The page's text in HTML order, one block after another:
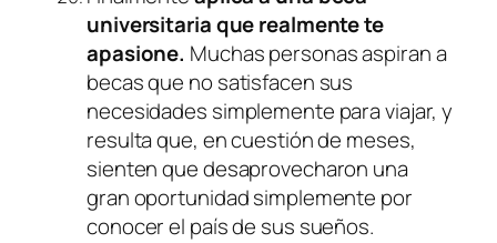
universitaria que realmente te
apasione. Muchas personas aspiran a
becas que no satisfacen sus
necesidades simplemente para viajar, y
resulta que, en cuestión de meses,
sienten que desaprovecharon una
gran oportunidad simplemente por
conocer el país de sus sueños.